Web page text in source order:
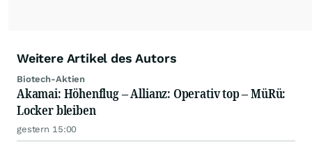
Weitere Artikel des Autors
Biotech-Aktien
Akamai: Höhenflug – Allianz: Operativ top – MüRü:
Locker bleiben
gestern 15:00